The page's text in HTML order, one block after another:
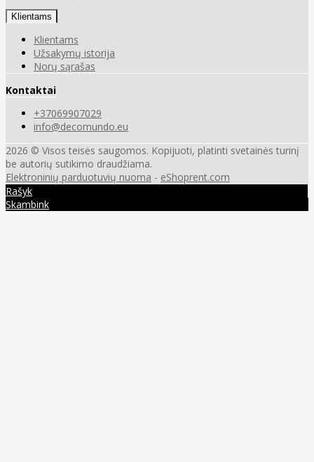
Klientams
Klientams
Užsakymų istorija
Norų sąrašas
Kontaktai
+37069907029
info@decomundo.eu
2026 © Visos teisės saugomos. Kopijuoti, platinti svetainės turinį
be autorių sutikimo draudžiama.
Elektroninių parduotuvių nuoma - eShoprent.com
Rašyk
Skambink